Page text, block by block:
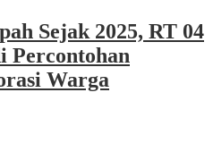
Sejak 2025, RT 04
Percontohan
Warga